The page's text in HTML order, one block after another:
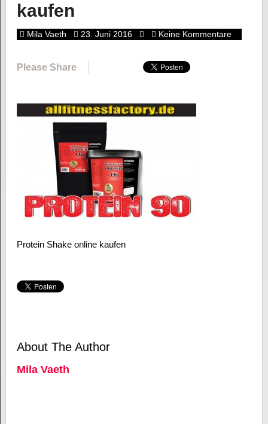
kaufen
Mila Vaeth 23. Juni 2016 Keine Kommentare
Please Share
Protein Shake online kaufen
About The Author
Mila Vaeth